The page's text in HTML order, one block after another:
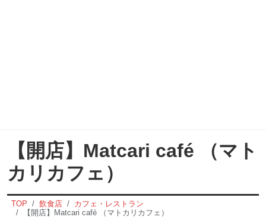
【開店】Matcari café （マト
カリカフェ）
TOP 飲食店
カフェ・レストラン
【開店】Matcari café （マトカリカフェ）